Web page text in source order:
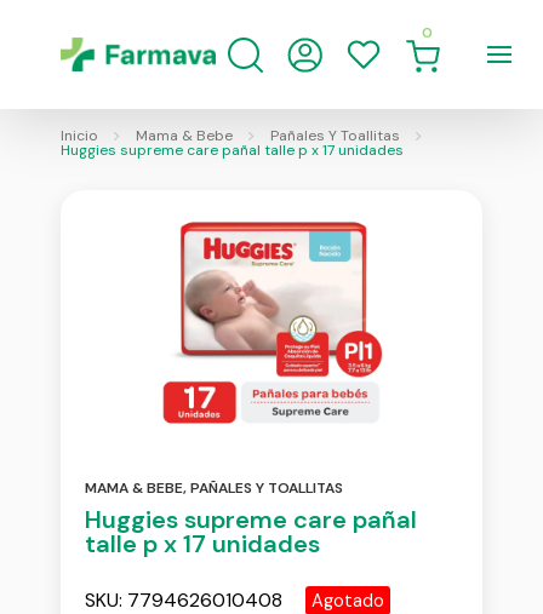
0
Inicio Mama & Bebe Pañales Y Toallitas
Huggies supreme care pañal talle p x 17 unidades
MAMA & BEBE,PAÑALES Y TOALLITAS
Huggies supreme care pañal
talle p x 17 unidades
SKU: 7794626010408 Agotado